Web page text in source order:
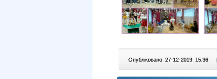
Опубліковано: 27-12-2019, 15:36 |